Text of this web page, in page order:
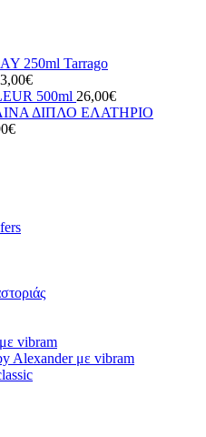
250ml Tarrago
€
500ml 26,00€
ΔΙΠΛΟ ΕΛΑΤΗΡΙΟ
€
vibram
Alexander με vibram